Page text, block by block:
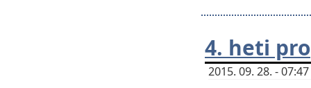
4. heti
2015. 09. 28. -